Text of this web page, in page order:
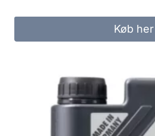
Køb her